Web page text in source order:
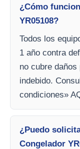
¿Cómo
YR05108?
Todos los
1 año contra
no cubre
indebido.
condiciones»
¿Puedo
Congelador